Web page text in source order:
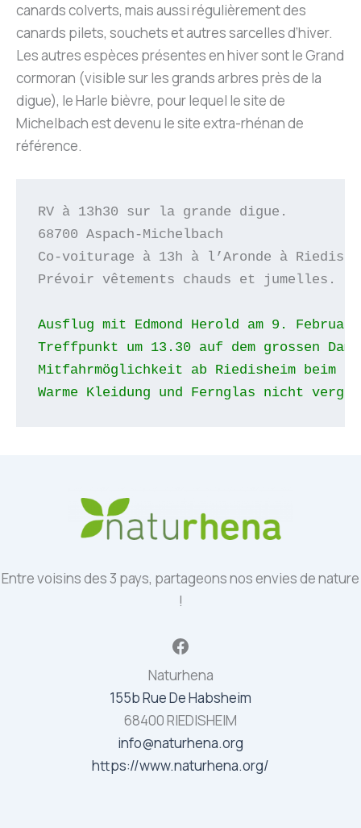
canards colverts, mais aussi régulièrement des
canards pilets, souchets et autres sarcelles d’hiver.
Les autres espèces présentes en hiver sont le Grand
cormoran (visible sur les grands arbres près de la
digue), le Harle bièvre, pour lequel le site de
Michelbach est devenu le site extra-rhénan de
référence.
RV à 13h30 sur la grande digue.
68700 Aspach-Michelbach
Co-voiturage à 13h à l’Aronde à
Prévoir vêtements chauds et jumelles.
Ausflug mit Edmond Herold am 9.
Treffpunkt um 13.30 auf dem grossen
Mitfahrmöglichkeit ab Riedisheim beim
Warme Kleidung und Fernglas nicht
Entre voisins des 3 pays, partageons nos envies de nature
!
Facebook
Naturhena
155b Rue De Habsheim
68400 RIEDISHEIM
info@naturhena.org
https://www.naturhena.org/